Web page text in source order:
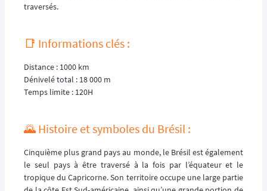
traversés.
📑 Informations clés :
Distance : 1000 km
Dénivelé total : 18 000 m
Temps limite : 120H
🌄 Histoire et symboles du Brésil :
Cinquième plus grand pays au monde, le Brésil est également
le seul pays à être traversé à la fois par l’équateur et le
tropique du Capricorne. Son territoire occupe une large partie